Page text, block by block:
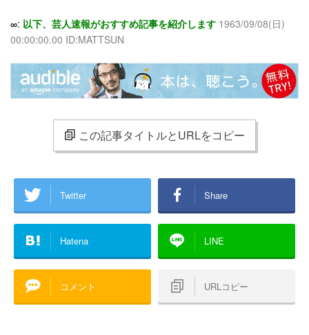
∞: 以下、芸人速報がおすすめ記事を紹介します 1963/09/08(日)
00:00:00.00 ID:MATTSUN
この記事タイトルとURLをコピー
Twitter Share
Hatena LINE
コメント URLコピー